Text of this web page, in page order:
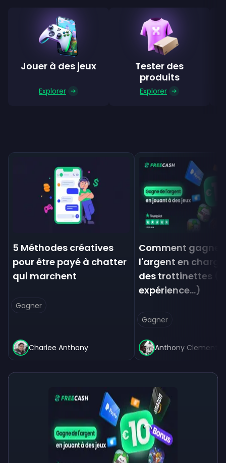
Jouer à des jeux
Explorer
Tester des
produits
Explorer
5 Méthodes créatives
pour être payé à chatter
qui marchent
Gagner
Charlee Anthony
Comment gagner
l'argent en
des trottinettes
expérience...)
Gagner
Anthony Clement